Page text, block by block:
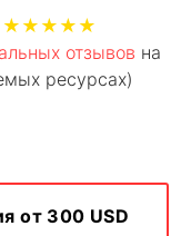
★★★★★
отзывов на
ресурсах)
от 300 USD